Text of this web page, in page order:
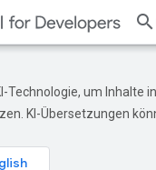
Technologie, um Inhalte
KI-Übersetzungen